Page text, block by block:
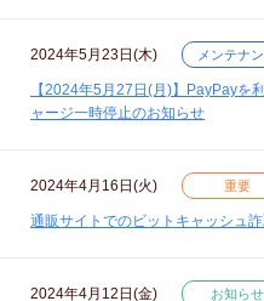
2024年5月23日(木) メンテナ
【2024年5月27日(月)】PayPayを
ャージ一時停止のお知らせ
2024年4月16日(火) 重要
通販サイトでのビットキャッシュ
2024年4月12日(金) お知らせ